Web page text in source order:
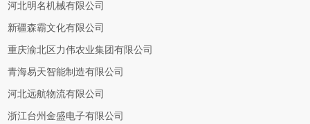
河北明名机械有限公司
新疆森霸文化有限公司
重庆渝北区力伟农业集团有限公司
青海易天智能制造有限公司
河北远航物流有限公司
浙江台州金盛电子有限公司